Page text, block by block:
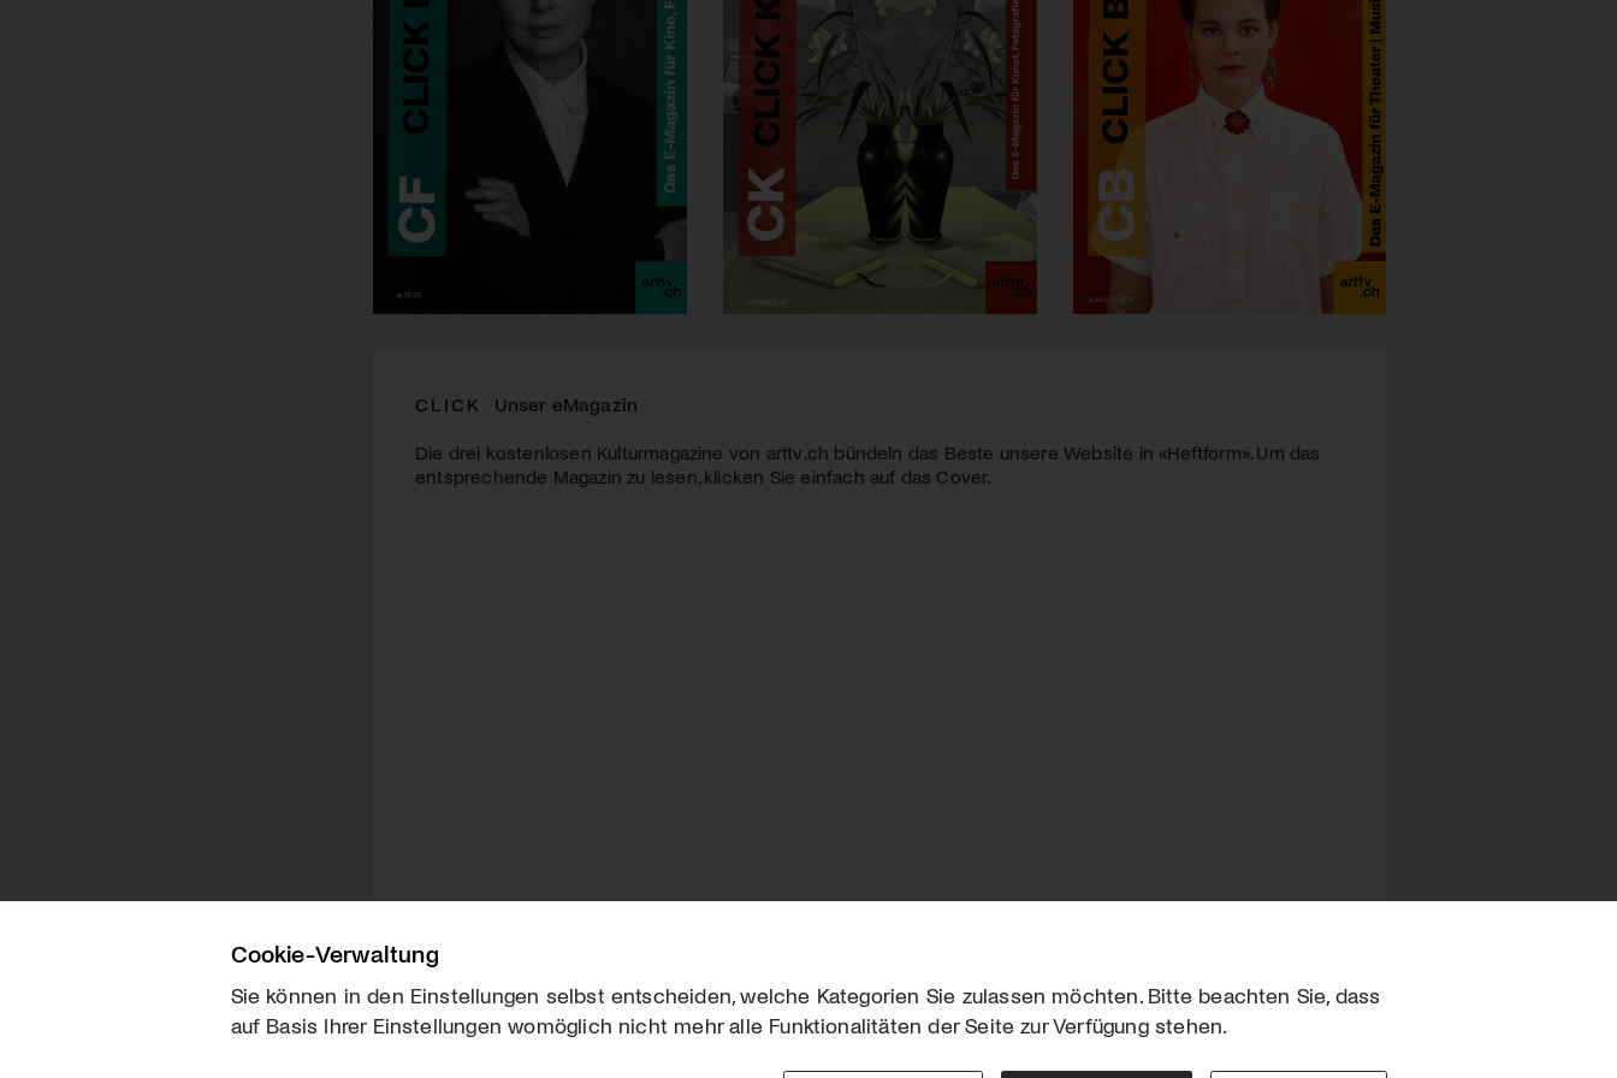
CLICK Unser eMagazin
Die drei kostenlosen Kulturmagazine von arttv.ch bündeln das Beste unsere Website in «Heftform». Um das
entsprechende Magazin zu lesen, klicken Sie einfach auf das Cover.
Über uns
Downloads
Impressum
Cookie-Verwaltung
Sie können in den Einstellungen selbst entscheiden, welche Kategorien Sie zulassen möchten. Bitte beachten Sie, dass
auf Basis Ihrer Einstellungen womöglich nicht mehr alle Funktionalitäten der Seite zur Verfügung stehen.